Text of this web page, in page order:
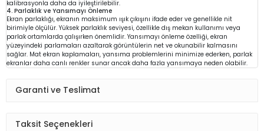
kalibrasyonla daha da iyileştirilebilir.
4. Parlaklık ve Yansımayı Önleme
Ekran parlaklığı, ekranın maksimum ışık çıkışını ifade eder ve genellikle nit
birimiyle ölçülür. Yüksek parlaklık seviyesi, özellikle dış mekan kullanımı veya
parlak ortamlarda çalışırken önemlidir. Yansımayı önleme özelliği, ekran
yüzeyindeki parlamaları azaltarak görüntülerin net ve okunabilir kalmasını
sağlar. Mat ekran kaplamaları, yansıma problemlerini minimize ederken, parlak
ekranlar daha canlı renkler sunar ancak daha fazla yansımaya neden olabilir.
Garanti ve Teslimat
Taksit Seçenekleri